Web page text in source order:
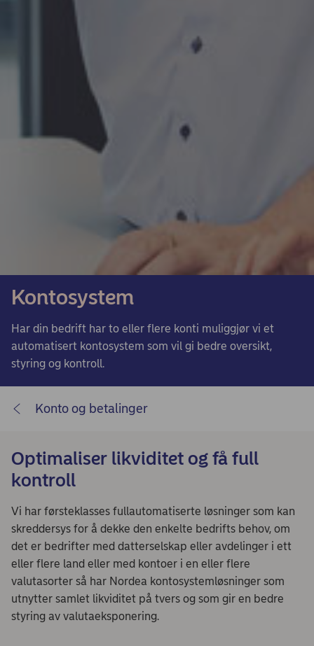
Kontosystem
Har din bedrift har to eller flere konti muliggjør vi et
automatisert kontosystem som vil gi bedre oversikt,
styring og kontroll.
Konto og betalinger
Optimaliser likviditet og få full
kontroll
Vi har førsteklasses fullautomatiserte løsninger som kan
skreddersys for å dekke den enkelte bedrifts behov, om
det er bedrifter med datterselskap eller avdelinger i ett
eller flere land eller med kontoer i en eller flere
valutasorter så har Nordea kontosystemløsninger som
utnytter samlet likviditet på tvers og som gir en bedre
styring av valutaeksponering.